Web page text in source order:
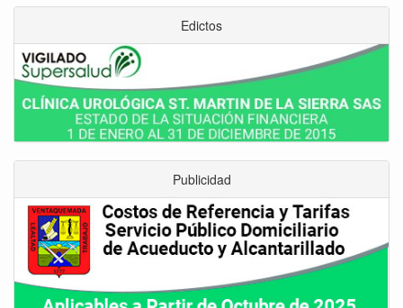
Edictos
Publicidad